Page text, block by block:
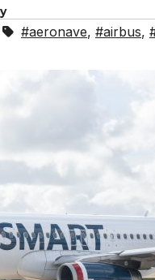
#aeronave, #airbus,